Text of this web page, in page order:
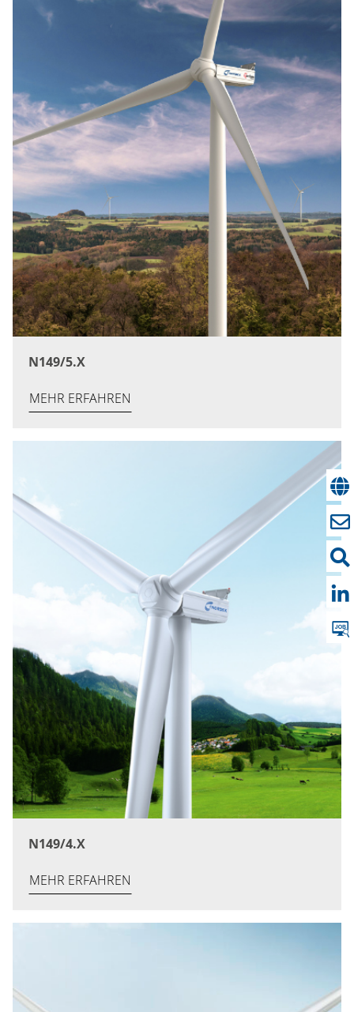
N149/5.X
MEHR ERFAHREN
N149/4.X
MEHR ERFAHREN